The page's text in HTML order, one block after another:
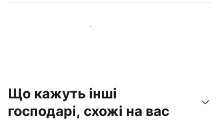
Привабити нових гостей вже сьогодні
Що кажуть інші
господарі, схожі на вас